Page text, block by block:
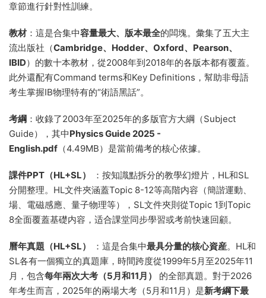
章節進行針對性訓練。
教材：這是合集中容量最大、版本最全的闆塊。彙集了五大主
流出版社（Cambridge、Hodder、Oxford、Pearson、
IBID）的數十本教材，從2008年到2018年的各版本都有覆蓋。
此外還配有Command terms和Key Definitions，幫助非母語
考生掌握IB物理特有的“術語黑話”。
考綱 ：收錄了2003年至2025年的多版官方大綱（Subject
Guide），其中Physics Guide 2025 -
English.pdf （4.49MB）是當前備考的核心依據。
課件PPT（HL+SL）
：按知識點拆分的教學幻燈片，HL和SL
分開整理。HL文件夾涵蓋Topic 8-12等高階内容（簡諧運動、
場、電磁感應、量子物理等），SL文件夾則從Topic 1到Topic
8全面覆蓋基礎内容，适合課堂同步學習或考前快速回顧。
曆年真題（HL+SL） ：這是合集中最具分量的核心資産。HL和
SL各有一個獨立的真題庫，時間跨度從1999年5月至2025年11
月，包含每年兩次大考（5月和11月）
的全部真題。對于2026
年考生而言，2025年的兩場大考（5月和11月）是新考綱下最